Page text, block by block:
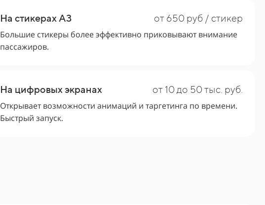
На стикерах А3 от 650 руб / стикер
Большие стикеры более эффективно приковывают внимание
пассажиров.
На цифровых экранах от 10 до 50 тыс. руб.
Открывает возможности анимаций и таргетинга по времени.
Быстрый запуск.